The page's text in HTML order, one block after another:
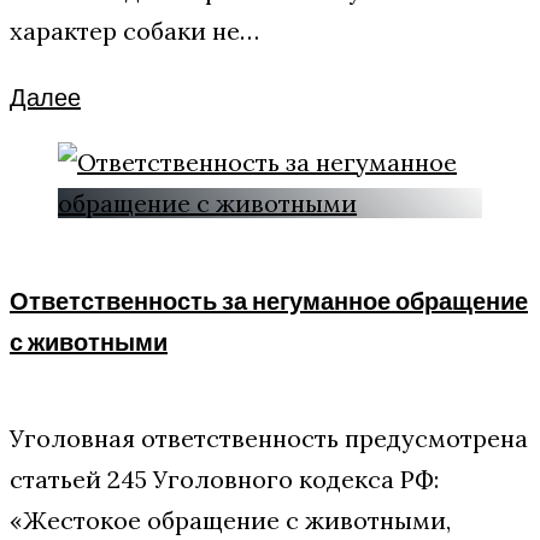
характер собаки не…
Facebook
Twitter
Google+
Далее
Ответственность за негуманное обращение
с животными
Уголовная ответственность предусмотрена
статьей 245 Уголовного кодекса РФ:
«Жестокое обращение с животными,